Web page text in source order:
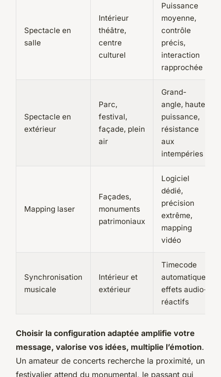
Spectacle en
salle
Intérieur
théâtre,
centre
culturel
Puissance
moyenne,
contrôle
précis,
interaction
rapprochée
Spectacle en
extérieur
Parc,
festival,
façade, plein
air
Grand-
angle, haute
puissance,
résistance
aux
intempéries
Mapping laser
Façades,
monuments
patrimoniaux
Logiciel
dédié,
précision
extrême,
mapping
vidéo
Synchronisation
musicale
Intérieur et
extérieur
Timecode
automatique,
effets audio-
réactifs
Choisir la configuration adaptée amplifie votre
message, valorise vos idées, multiplie l’émotion.
Un amateur de concerts recherche la proximité, un
festivalier attend du monumental, le passant qui